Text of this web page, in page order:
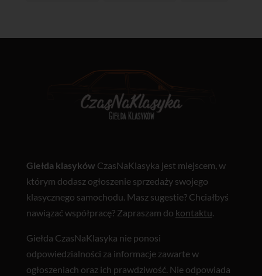
Giełda klasyków CzasNaKlasyka jest miejscem, w
którym dodasz ogłoszenie sprzedaży swojego
klasycznego samochodu. Masz sugestie? Chciałbyś
nawiązać współpracę? Zapraszam do kontaktu.
Giełda CzasNaKlasyka nie ponosi
odpowiedzialności za informacje zawarte w
ogłoszeniach oraz ich prawdziwość. Nie odpowiada